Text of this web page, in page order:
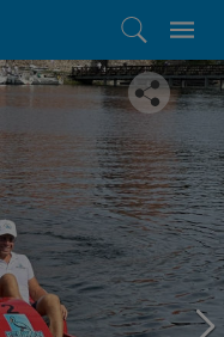
tikai daži soļi